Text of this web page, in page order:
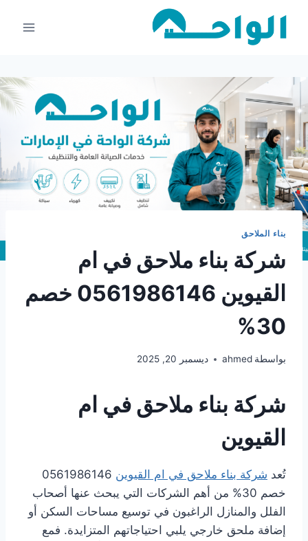
بناء الملاحق
شركة بناء ملاحق في ام
القيوين 0561986146 خصم
30%
بواسطة ahmed ديسمبر 20, 2025
شركة بناء ملاحق في ام
القيوين
تُعد شركة بناء ملاحق في ام القيوين 0561986146
خصم 30% من أهم الشركات التي يبحث عنها أصحاب
الفلل والمنازل الراغبون في توسيع مساحات السكن أو
إضافة ملحق خارجي يلبي احتياجاتهم المتزايدة. فمع